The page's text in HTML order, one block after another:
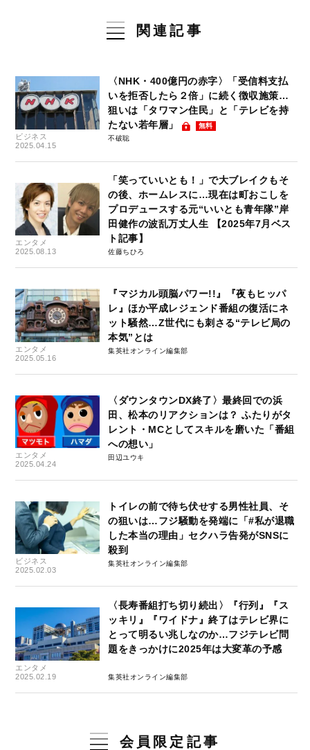
関連記事
ビジネス
2025.04.15
〈NHK・400億円の赤字〉「受信料支払
いを拒否したら２倍」に続く徴収施策…
狙いは「タワマン住民」と「テレビを持
たない若年層」
無料
不破聡
エンタメ
2025.08.13
「笑っていいとも！」で大ブレイクもそ
の後、ホームレスに…現在は町おこしを
プロデュースする元“いいとも青年隊”岸
田健作の波乱万丈人生 【2025年7月ベス
ト記事】
佐藤ちひろ
エンタメ
2025.05.16
『マジカル頭脳パワー!!』『夜もヒッパ
レ』ほか平成レジェンド番組の復活にネ
ット騒然…Z世代にも刺さる“テレビ局の
本気”とは
集英社オンライン編集部
エンタメ
2025.04.24
〈ダウンタウンDX終了〉最終回での浜
田、松本のリアクションは？ ふたりがタ
レント・MCとしてスキルを磨いた「番組
への想い」
田辺ユウキ
ビジネス
2025.02.03
トイレの前で待ち伏せする男性社員、そ
の狙いは…フジ騒動を発端に「#私が退職
した本当の理由」セクハラ告発がSNSに
殺到
集英社オンライン編集部
エンタメ
2025.02.19
〈長寿番組打ち切り続出〉『行列』『ス
ッキリ』『ワイドナ』終了はテレビ界に
とって明るい兆しなのか…フジテレビ問
題をきっかけに2025年は大変革の予感
集英社オンライン編集部
会員限定記事